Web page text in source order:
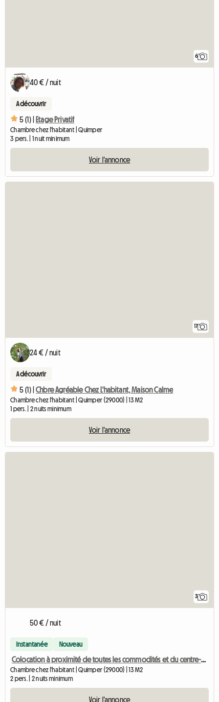
6
40 € / nuit
A découvrir
5 (1) | Etage Privatif
Chambre chez l'habitant | Quimper
3 pers. | 1 nuit minimum
Voir l'annonce
17
24 € / nuit
A découvrir
5 (1) | Chbre Agréable Chez L'habitant, Maison Calme
Chambre chez l'habitant | Quimper (29000) | 13 M2
1 pers. | 2 nuits minimum
Voir l'annonce
3
50 € / nuit
Instantanée Nouveau
Colocation à proximité de toutes les commodités et du centre-ville à pied
Chambre chez l'habitant | Quimper (29000) | 13 M2
2 pers. | 2 nuits minimum
Voir l'annonce